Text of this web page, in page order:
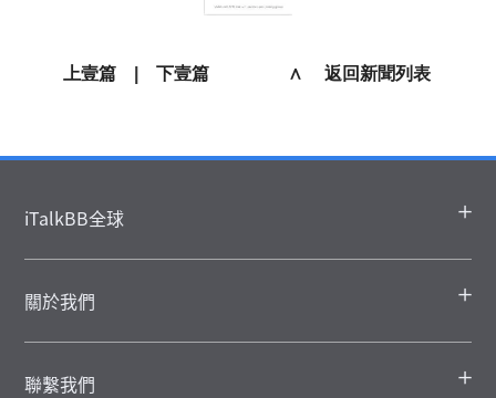
上壹篇 |下壹篇 ∧ 返回新聞列表
iTalkBB全球
關於我們
聯繫我們